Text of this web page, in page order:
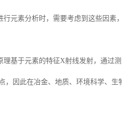
元素分析时，需要考虑到这些因素
基于元素的特征X射线发射，通过
，因此在冶金、地质、环境科学、生